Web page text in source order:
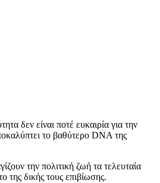
δεν είναι ποτέ ευκαιρία για την
το βαθύτερο DNA της
την πολιτική ζωή τα τελευταία
της δικής τους επιβίωσης.